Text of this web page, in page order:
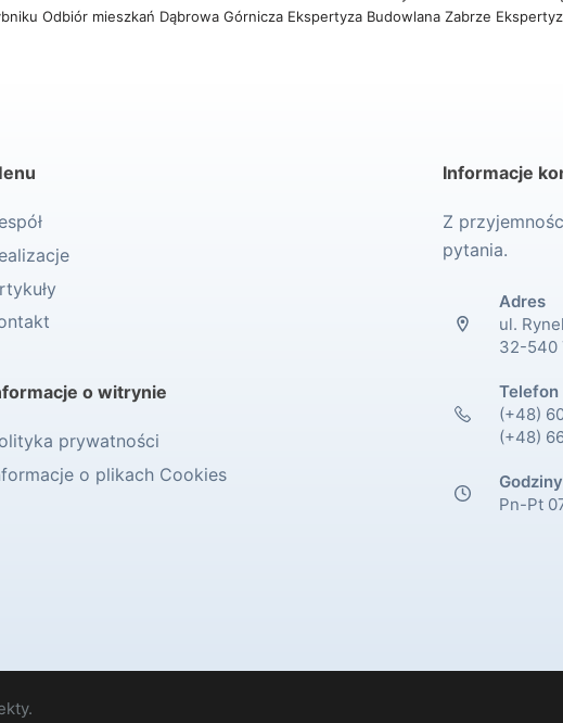
Odbiór mieszkań Dąbrowa Górnicza Ekspertyza Budowlana Zabrze
o witrynie
prywatności
o plikach Cookies
Informacje
Z
pytania.
Adres
ul.
32-540
Telefon
(+48)
(+48)
Pn-Pt